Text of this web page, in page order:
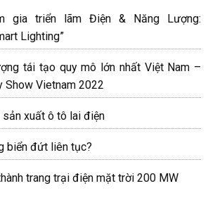
gia triển lãm Điện & Năng Lượng:
Lighting”
tái tạo quy mô lớn nhất Việt Nam –
Show Vietnam 2022
xuất ô tô lai điện
biển đứt liên tục?
trang trại điện mặt trời 200 MW